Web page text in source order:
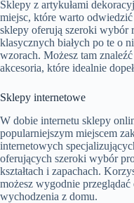
Sklepy z artykułami
miejsc, które warto
sklepy oferują szeroki wybór
klasycznych białych po te o
wzorach. Możesz tam
akcesoria, które idealnie
Sklepy internetowe
W dobie internetu sklepy
popularniejszym miejscem
internetowych
oferujących szeroki wybór
kształtach i zapachach.
możesz wygodnie
wychodzenia z domu.